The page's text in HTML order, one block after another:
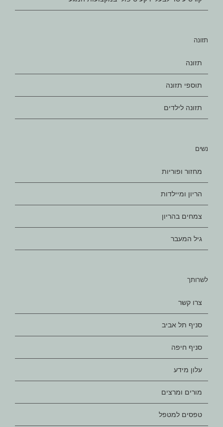
תזונה
תזונה
תוספי תזונה
תזונה לילדים
נשים
מחזור ופוריות
הריון ומיילדות
צמחים בהריון
גיל המעבר
לשרותך
צרו קשר
סניף תל אביב
סניף חיפה
עלון מידע
מורים ומרצים
טפסים למטפל